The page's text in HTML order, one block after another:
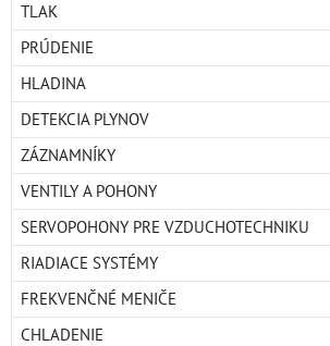
TLAK
PRÚDENIE
HLADINA
DETEKCIA PLYNOV
ZÁZNAMNÍKY
VENTILY A POHONY
SERVOPOHONY PRE VZDUCHOTECHNIKU
RIADIACE SYSTÉMY
FREKVENČNÉ MENIČE
CHLADENIE